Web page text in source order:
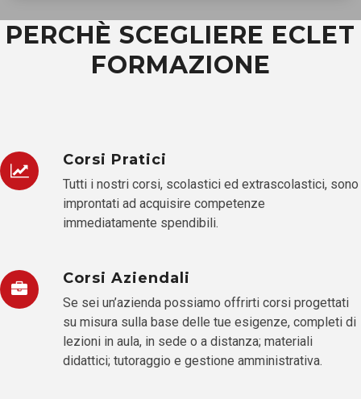
PERCHÈ SCEGLIERE ECLET
FORMAZIONE
Corsi Pratici
Tutti i nostri corsi, scolastici ed extrascolastici, sono
improntati ad acquisire competenze
immediatamente spendibili.
Corsi Aziendali
Se sei un’azienda possiamo offrirti corsi progettati
su misura sulla base delle tue esigenze, completi di
lezioni in aula, in sede o a distanza; materiali
didattici; tutoraggio e gestione amministrativa.